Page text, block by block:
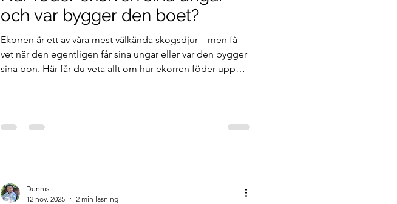
och var bygger den boet?
Ekorren är ett av våra mest välkända skogsdjur – men få
vet när den egentligen får sina ungar eller var den bygger
sina bon. Här får du veta allt om hur ekorren föder upp
Dennis
12 nov. 2025
2 min läsning